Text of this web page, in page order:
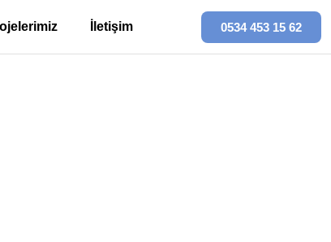
İletişim 0534 453 15 62